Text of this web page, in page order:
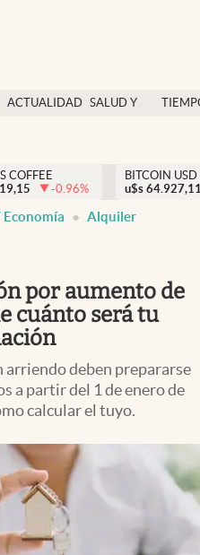
ACTUALIDAD SALUD Y
México
COFFEE
-0.96%
BITCOIN USD
u$s
Economía Alquiler
por aumento de
cuánto será tu
arriendo deben prepararse
a partir del 1 de enero de
calcular el tuyo.